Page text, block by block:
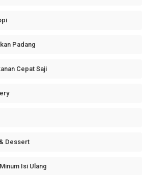
Padang
Cepat Saji
Dessert
Isi Ulang